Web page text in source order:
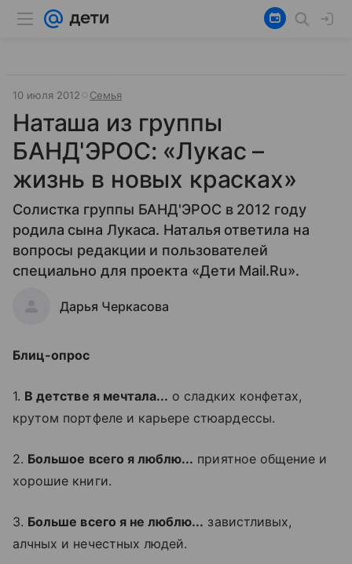
10 июля 2012 Семья
Наташа из группы
БАНД'ЭРОС: «Лукас –
жизнь в новых красках»
Солистка группы БАНД'ЭРОС в 2012 году
родила сына Лукаса. Наталья ответила на
вопросы редакции и пользователей
специально для проекта «Дети Mail.Ru».
Дарья Черкасова
Блиц-опрос
1. В детстве я мечтала... о сладких конфетах,
крутом портфеле и карьере стюардессы.
2. Большое всего я люблю... приятное общение и
хорошие книги.
3. Больше всего я не люблю... завистливых,
алчных и нечестных людей.